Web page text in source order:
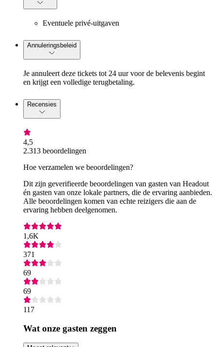
Eventuele privé-uitgaven
Annuleringsbeleid
Je annuleert deze tickets tot 24 uur voor de belevenis begint
en krijgt een volledige terugbetaling.
Recensies
4,5
2.313 beoordelingen
Hoe verzamelen we beoordelingen?
Dit zijn geverifieerde beoordelingen van gasten van Headout
én gasten van onze lokale partners, die de ervaring aanbieden.
Alle beoordelingen komen van echte reizigers die aan de
ervaring hebben deelgenomen.
1,6K
371
69
69
117
Wat onze gasten zeggen